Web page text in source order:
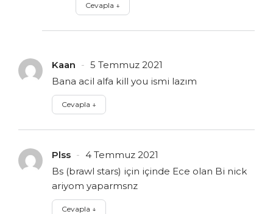
Cevapla ↓
Kaan
5 Temmuz 2021
Bana acil alfa kill you ismi lazım
Cevapla ↓
Plss
4 Temmuz 2021
Bs (brawl stars) için içinde Ece olan Bi nick
ariyom yaparmsnz
Cevapla ↓